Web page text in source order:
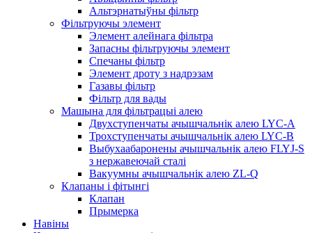
Альтэрнатыўны фільтр
Фільтруючы элемент
Элемент алейнага фільтра
Запасны фільтруючы элемент
Спечаны фільтр
Элемент дроту з надрэзам
Газавы фільтр
Фільтр для вады
Машына для фільтрацыі алею
Двухступенчаты ачышчальнік алею LYC-A
Трохступенчаты ачышчальнік алею LYC-B
Выбухаабаронены ачышчальнік алею FLYJ-S
з нержавеючай сталі
Вакуумны ачышчальнік алею ZL-Q
Клапаны і фітынгі
Клапан
Прымерка
Навіны